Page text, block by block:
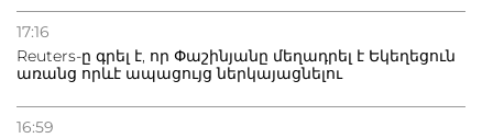
17:16
Reuters-ը գրել է, որ Փաշինյանը մեղադրել է Եկեղեցուն
առանց որևէ ապացույց ներկայացնելու
16:59